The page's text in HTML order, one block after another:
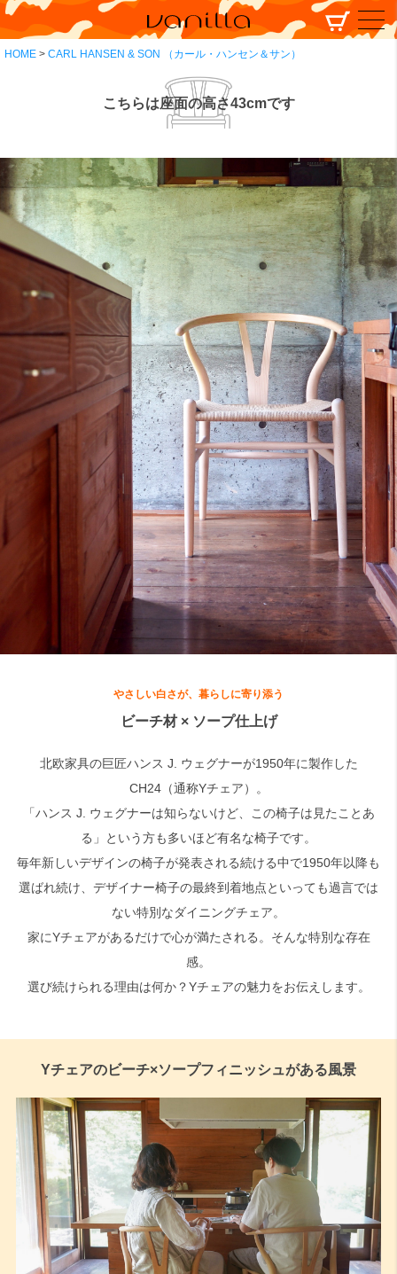
HOME CARL HANSEN & SON （カール・ハンセン＆サン）
検索
こちらは座面の高さ43cmです
やさしい白さが、暮らしに寄り添う
ビーチ材 × ソープ仕上げ
北欧家具の巨匠ハンス J. ウェグナーが1950年に製作した
CH24（通称Yチェア）。
「ハンス J. ウェグナーは知らないけど、この椅子は見たことあ
る」という方も多いほど有名な椅子です。
毎年新しいデザインの椅子が発表される続ける中で1950年以降も
選ばれ続け、デザイナー椅子の最終到着地点といっても過言では
ない特別なダイニングチェア。
家にYチェアがあるだけで心が満たされる。そんな特別な存在
感。
選び続けられる理由は何か？Yチェアの魅力をお伝えします。
Yチェアのビーチ×ソープフィニッシュがある風景